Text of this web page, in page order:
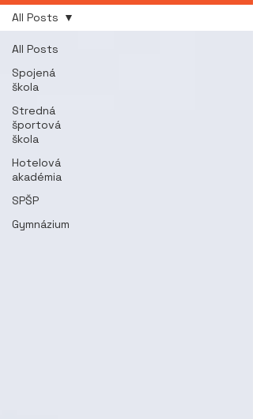
All Posts
Spojená
škola
Stredná
športová
škola
Hotelová
akadémia
SPŠP
Gymnázium
All Posts